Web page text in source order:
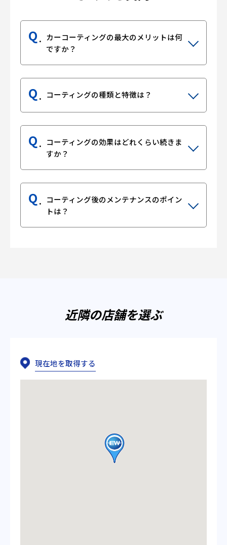
Q
カーコーティングの最大のメリットは何
ですか？
Q コーティングの種類と特徴は？
Q
コーティングの効果はどれくらい続きま
すか？
Q
コーティング後のメンテナンスのポイン
トは？
近隣の店舗を選ぶ
現在地を取得する